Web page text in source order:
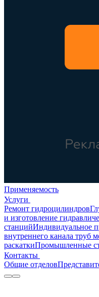
Применяемость
Услуги
Ремонт гидроцилиндров
и изготовление
станцийИндивидуальное
внутреннего канала труб
раскаткиПромышленные
Контакты
Общие отделов